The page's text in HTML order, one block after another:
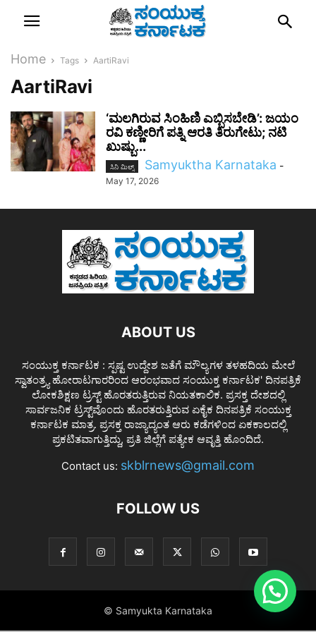
Home Tags AartiRavi
AartiRavi
‘ಮಲಗಿರುವ ಸಿಂಹಿಣಿ ಎಬ್ಬಿಸಬೇಡಿ’: ಜಯಂ
ರವಿ ಕಣ್ಣೀರಿಗೆ ಪತ್ನಿ ಆರತಿ ತಿರುಗೇಟು; ನಟಿ
ಖುಷ್ಬು...
ಸಿನಿ ಮಿಲ್ಸ್ Samyuktha Karnataka -
May 17, 2026
ABOUT US
ಸಂಯುಕ್ತ ಕರ್ನಾಟಕ : ಸ್ಪಷ್ಟ ಉದ್ದೇಶ ಜತೆಗೆ ಮೌಲ್ಯಗಳ ತಳಹದಿಯ ಮೇಲೆ
ಸ್ವಾತಂತ್ರ್ಯ ಹೋರಾಟಗಾರರಿಂದ ಆರಂಭವಾದ ಸಂಯುಕ್ತ ಕರ್ನಾಟಕ' ದಿನಪತ್ರಿಕೆ
ಲೋಕಶಿಕ್ಷಣ ಟ್ರಸ್ಟ್ ಹೊರತರುತ್ತಿರುವ ನಿಯತಕಾಲಿಕ. ಪ್ರಸಕ್ತ ದೇಶದಲ್ಲಿ
ಸಾರ್ವಜನಿಕ ಟ್ರಸ್ಟ್‌ವೊಂದು ಹೊರತರುತ್ತಿರುವ ಏಕೈಕ ದಿನಪತ್ರಿಕೆ ಸಂಯುಕ್ತ
ಕರ್ನಾಟಕ ಮಾತ್ರ. ಪ್ರಸಕ್ತ ರಾಜ್ಯಾದ್ಯಂತ ಆರು ಕಡೆಗಳಿಂದ ಏಕಕಾಲದಲ್ಲಿ
ಪ್ರಕಟಿತವಾಗುತ್ತಿದ್ದು, ಪ್ರತಿ ಜಿಲ್ಲೆಗೆ ಪತ್ಯೇಕ ಆವೃತ್ತಿ ಹೊಂದಿದೆ.
Contact us: skblrnews@gmail.com
FOLLOW US
© Samyukta Karnataka